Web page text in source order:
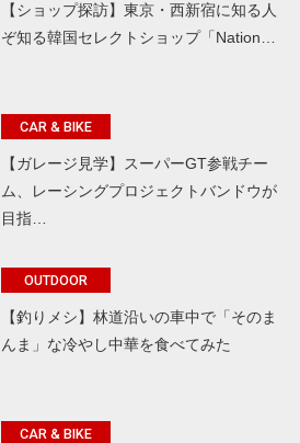
【ショップ探訪】東京・西新宿に知る人
ぞ知る韓国セレクトショップ「Nation…
CAR & BIKE
【ガレージ見学】スーパーGT参戦チー
ム、レーシングプロジェクトバンドウが
目指…
OUTDOOR
【釣りメシ】林道沿いの車中で「そのま
んま」な冷やし中華を食べてみた
CAR & BIKE